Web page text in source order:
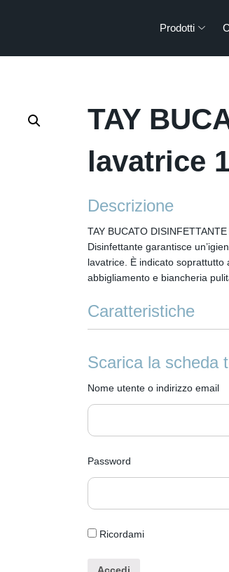
Prodotti
TAY
lavatrice
Descrizione
TAY BUCATO
Disinfettante garantisce
lavatrice. È indicato
abbigliamento e biancheria
Caratteristiche
Elimina 99,9% dei batteri e
Disinfetta già a 20°
Made in Italy
Scarica la scheda
Nome utente o indirizzo email
Password
Ricordami